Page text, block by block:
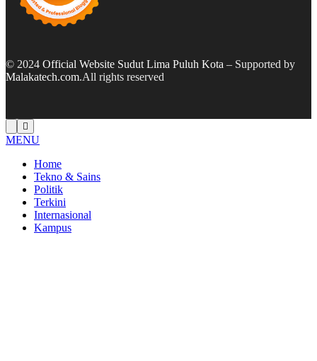
© 2024 Official Website Sudut Lima Puluh Kota – Supported by
Malakatech.com.All rights reserved
MENU
Home
Tekno & Sains
Politik
Terkini
Internasional
Kampus